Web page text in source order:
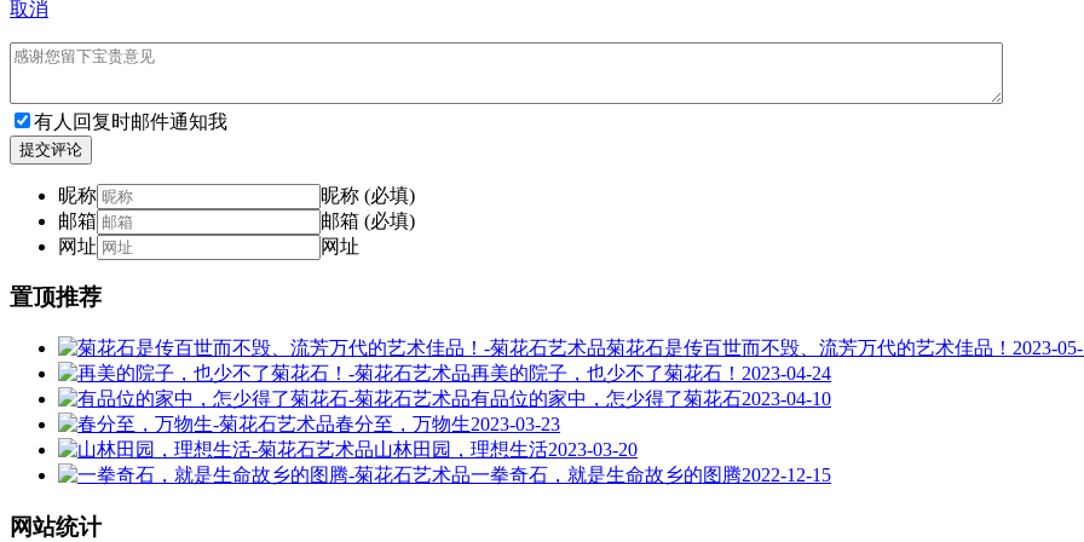
取消
有人回复时邮件通知我
提交评论
昵称
昵称 (必填)
邮箱
邮箱 (必填)
网址
网址
置顶推荐
菊花石是传百世而不毁、流芳万代的艺术佳品！ 2023-
再美的院子，也少不了菊花石！ 2023-04-24
有品位的家中，怎少得了菊花石2023-04-10
春分至，万物生2023-03-23
山林田园，理想生活2023-03-20
一拳奇石，就是生命故乡的图腾2022-12-15
网站统计